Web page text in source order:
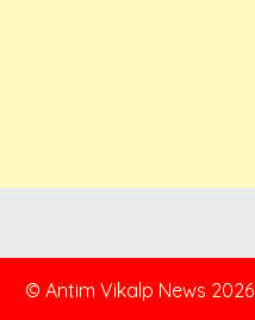
© Antim Vikalp News 2026